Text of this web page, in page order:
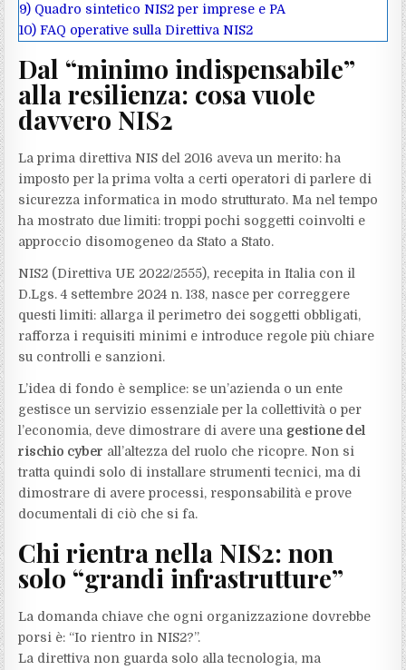
9) Quadro sintetico NIS2 per imprese e PA
10) FAQ operative sulla Direttiva NIS2
Dal “minimo indispensabile”
alla resilienza: cosa vuole
davvero NIS2
La prima direttiva NIS del 2016 aveva un merito: ha
imposto per la prima volta a certi operatori di parlere di
sicurezza informatica in modo strutturato. Ma nel tempo
ha mostrato due limiti: troppi pochi soggetti coinvolti e
approccio disomogeneo da Stato a Stato.
NIS2 (Direttiva UE 2022/2555), recepita in Italia con il
D.Lgs. 4 settembre 2024 n. 138, nasce per correggere
questi limiti: allarga il perimetro dei soggetti obbligati,
rafforza i requisiti minimi e introduce regole più chiare
su controlli e sanzioni.
L’idea di fondo è semplice: se un’azienda o un ente
gestisce un servizio essenziale per la collettività o per
l’economia, deve dimostrare di avere una gestione del
rischio cyber all’altezza del ruolo che ricopre. Non si
tratta quindi solo di installare strumenti tecnici, ma di
dimostrare di avere processi, responsabilità e prove
documentali di ciò che si fa.
Chi rientra nella NIS2: non
solo “grandi infrastrutture”
La domanda chiave che ogni organizzazione dovrebbe
porsi è: “Io rientro in NIS2?”.
La direttiva non guarda solo alla tecnologia, ma